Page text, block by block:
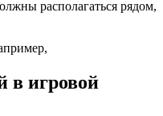
располагаться рядом,
в игровой